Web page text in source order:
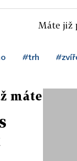
Máte již
#trh
máte